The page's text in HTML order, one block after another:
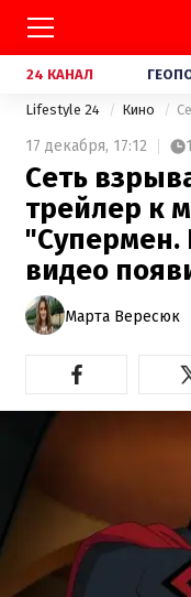
24 КАНАЛ
Lifestyle 24 Кино
17 декабря, 17:12 1
Сеть
трейлер к
видео
Марта Вересюк